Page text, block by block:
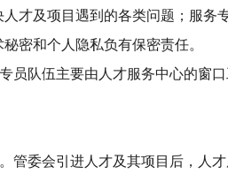
才及项目遇到的各类问题；服
密和个人隐私负有保密责任。
员队伍主要由人才服务中心的窗
。管委会引进人才及其项目后，人